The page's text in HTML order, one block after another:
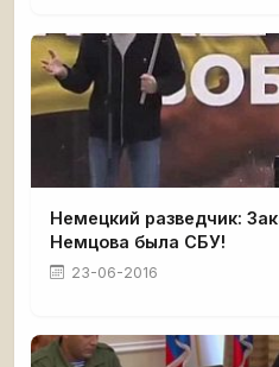
Немецкий разведчик:
Немцова была СБУ!
23-06-2016